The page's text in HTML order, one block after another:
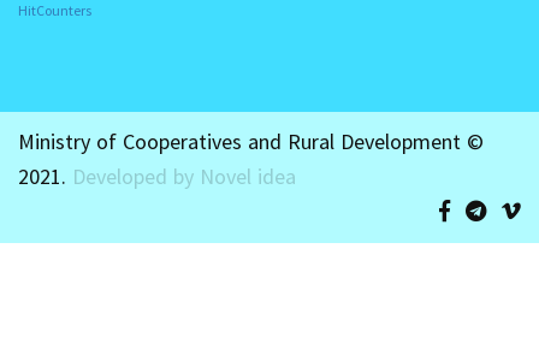
HitCounters
Ministry of Cooperatives and Rural Development ©
2021. Developed by Novel idea